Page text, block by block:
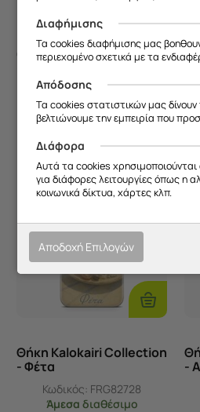
Θήκη Kalokairi Collection
- Γιασεμί
Κωδικός:FRG9184756871
Άμεσαδιαθέσιμο
9,90€
-
Επιλογές
Θήκη Kalokairi Collection
- Φέτα
Κωδικός: FRG82728
Άμεσα διαθέσιμο
-
Διαφήμισης
Τα cookies διαφήμισης μας
περιεχομένο σχετικά με τα
Απόδοσης
Τα cookies στατιστικών μας
βελτιώνουμε την εμπειρία που
Διάφορα
Αυτά τα cookies
για διάφορες λειτουργίες όπως η
κοινωνικά δίκτυα, χάρτες κλπ.
Αποδοχή Επιλογών